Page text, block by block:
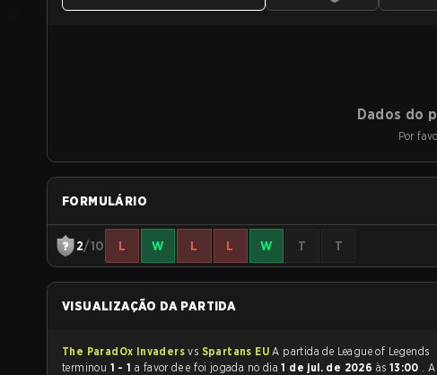
Dados do
Por
FORMULÁRIO
2/10 L W L L W T T
VISUALIZAÇÃO DA PARTIDA
The ParadOx Invadersvs Spartans EUA partida de League of Legends
terminou 1 - 1 a favor de e foi jogada no dia1 de jul. de 2026 às 13:00 . A